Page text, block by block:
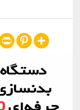
Share
Pinterest
Print